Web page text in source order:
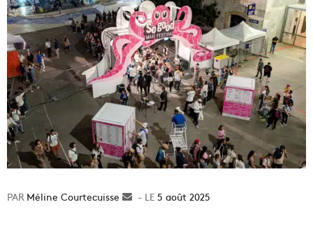
Méline Courtecuisse
Envoyer5 août 2025